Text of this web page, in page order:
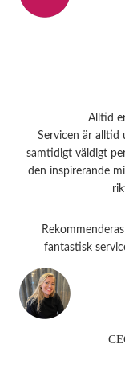
Alltid
Servicen är alltid
samtidigt väldigt
den inspirerande
fantastisk